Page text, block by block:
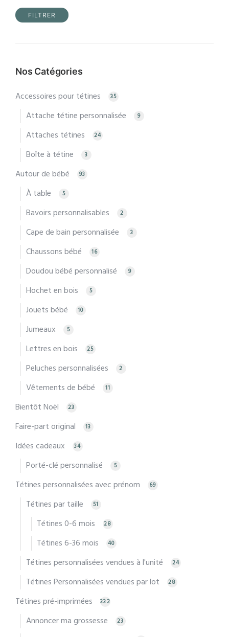
min
max
FILTRER
Nos Catégories
Accessoires pour tétines 35
Attache tétine personnalisée 9
Attaches tétines 24
Boîte à tétine 3
Autour de bébé 93
À table 5
Bavoirs personnalisables 2
Cape de bain personnalisée 3
Chaussons bébé 16
Doudou bébé personnalisé 9
Hochet en bois 5
Jouets bébé 10
Jumeaux 5
Lettres en bois 25
Peluches personnalisées 2
Vêtements de bébé 11
Bientôt Noël 23
Faire-part original 13
Idées cadeaux 34
Porté-clé personnalisé 5
Tétines personnalisées avec prénom 69
Tétines par taille 51
Tétines 0-6 mois 28
Tétines 6-36 mois 40
Tétines personnalisées vendues à l'unité 24
Tétines Personnalisées vendues par lot 28
Tétines pré-imprimées 332
Annoncer ma grossesse 23